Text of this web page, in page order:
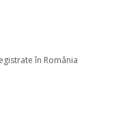
în România